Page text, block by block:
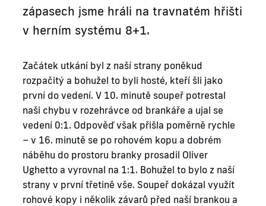
zápasech jsme hráli na travnatém hřišti
v herním systému 8+1.
Začátek utkání byl z naší strany poněkud
rozpačitý a bohužel to byli hosté, kteří šli jako
první do vedení. V 10. minutě soupeř potrestal
naši chybu v rozehrávce od brankáře a ujal se
vedení 0:1. Odpověď však přišla poměrně rychle
– v 16. minutě se po rohovém kopu a dobrém
náběhu do prostoru branky prosadil Oliver
Ughetto a vyrovnal na 1:1. Bohužel to bylo z naší
strany v první třetině vše. Soupeř dokázal využít
rohové kopy i několik závarů před naší brankou a